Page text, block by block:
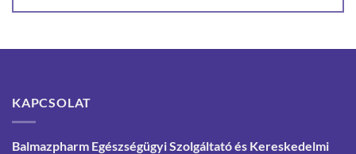
KAPCSOLAT
Balmazpharm Egészségügyi Szolgáltató és Kereskedelmi